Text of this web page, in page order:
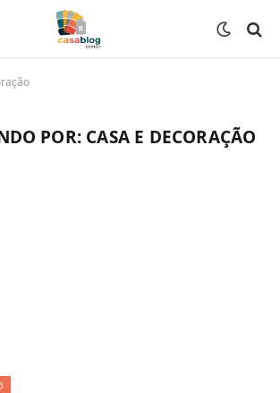
POR: CASA E DECORAÇÃO